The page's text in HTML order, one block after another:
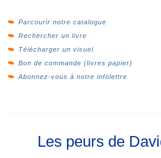
Parcourir notre catalogue
Rechercher un livre
Télécharger un visuel
Bon de commande (livres papier)
Abonnez-vous à notre infolettre
Les peurs de